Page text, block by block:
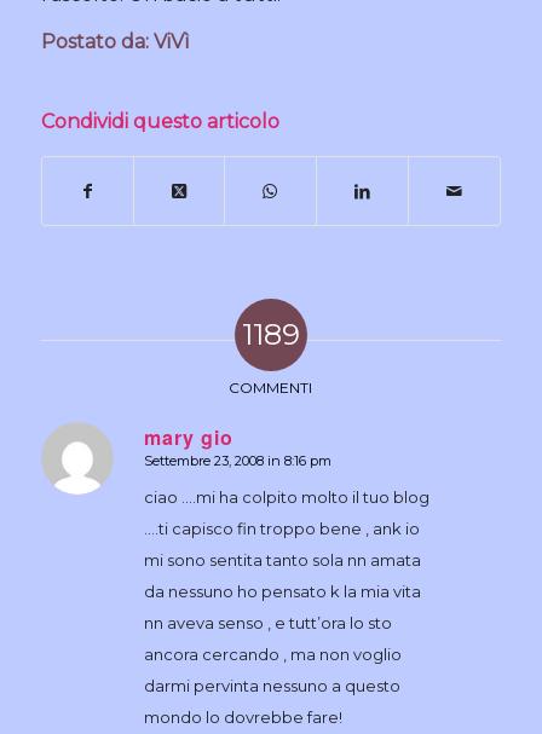
Postato da: ViVì
Condividi questo articolo
1189
COMMENTI
mary gio
dice:
Settembre 23, 2008 in 8:16 pm
ciao ….mi ha colpito molto il tuo blog
….ti capisco fin troppo bene , ank io
mi sono sentita tanto sola nn amata
da nessuno ho pensato k la mia vita
nn aveva senso , e tutt’ora lo sto
ancora cercando , ma non voglio
darmi pervinta nessuno a questo
mondo lo dovrebbe fare!